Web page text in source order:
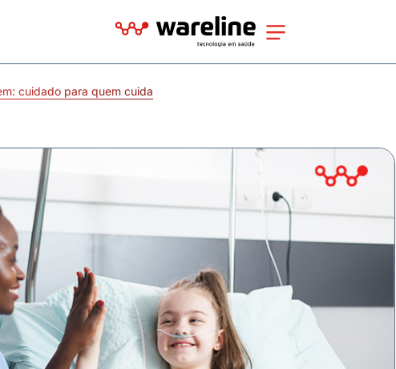
cuidado para quem cuida